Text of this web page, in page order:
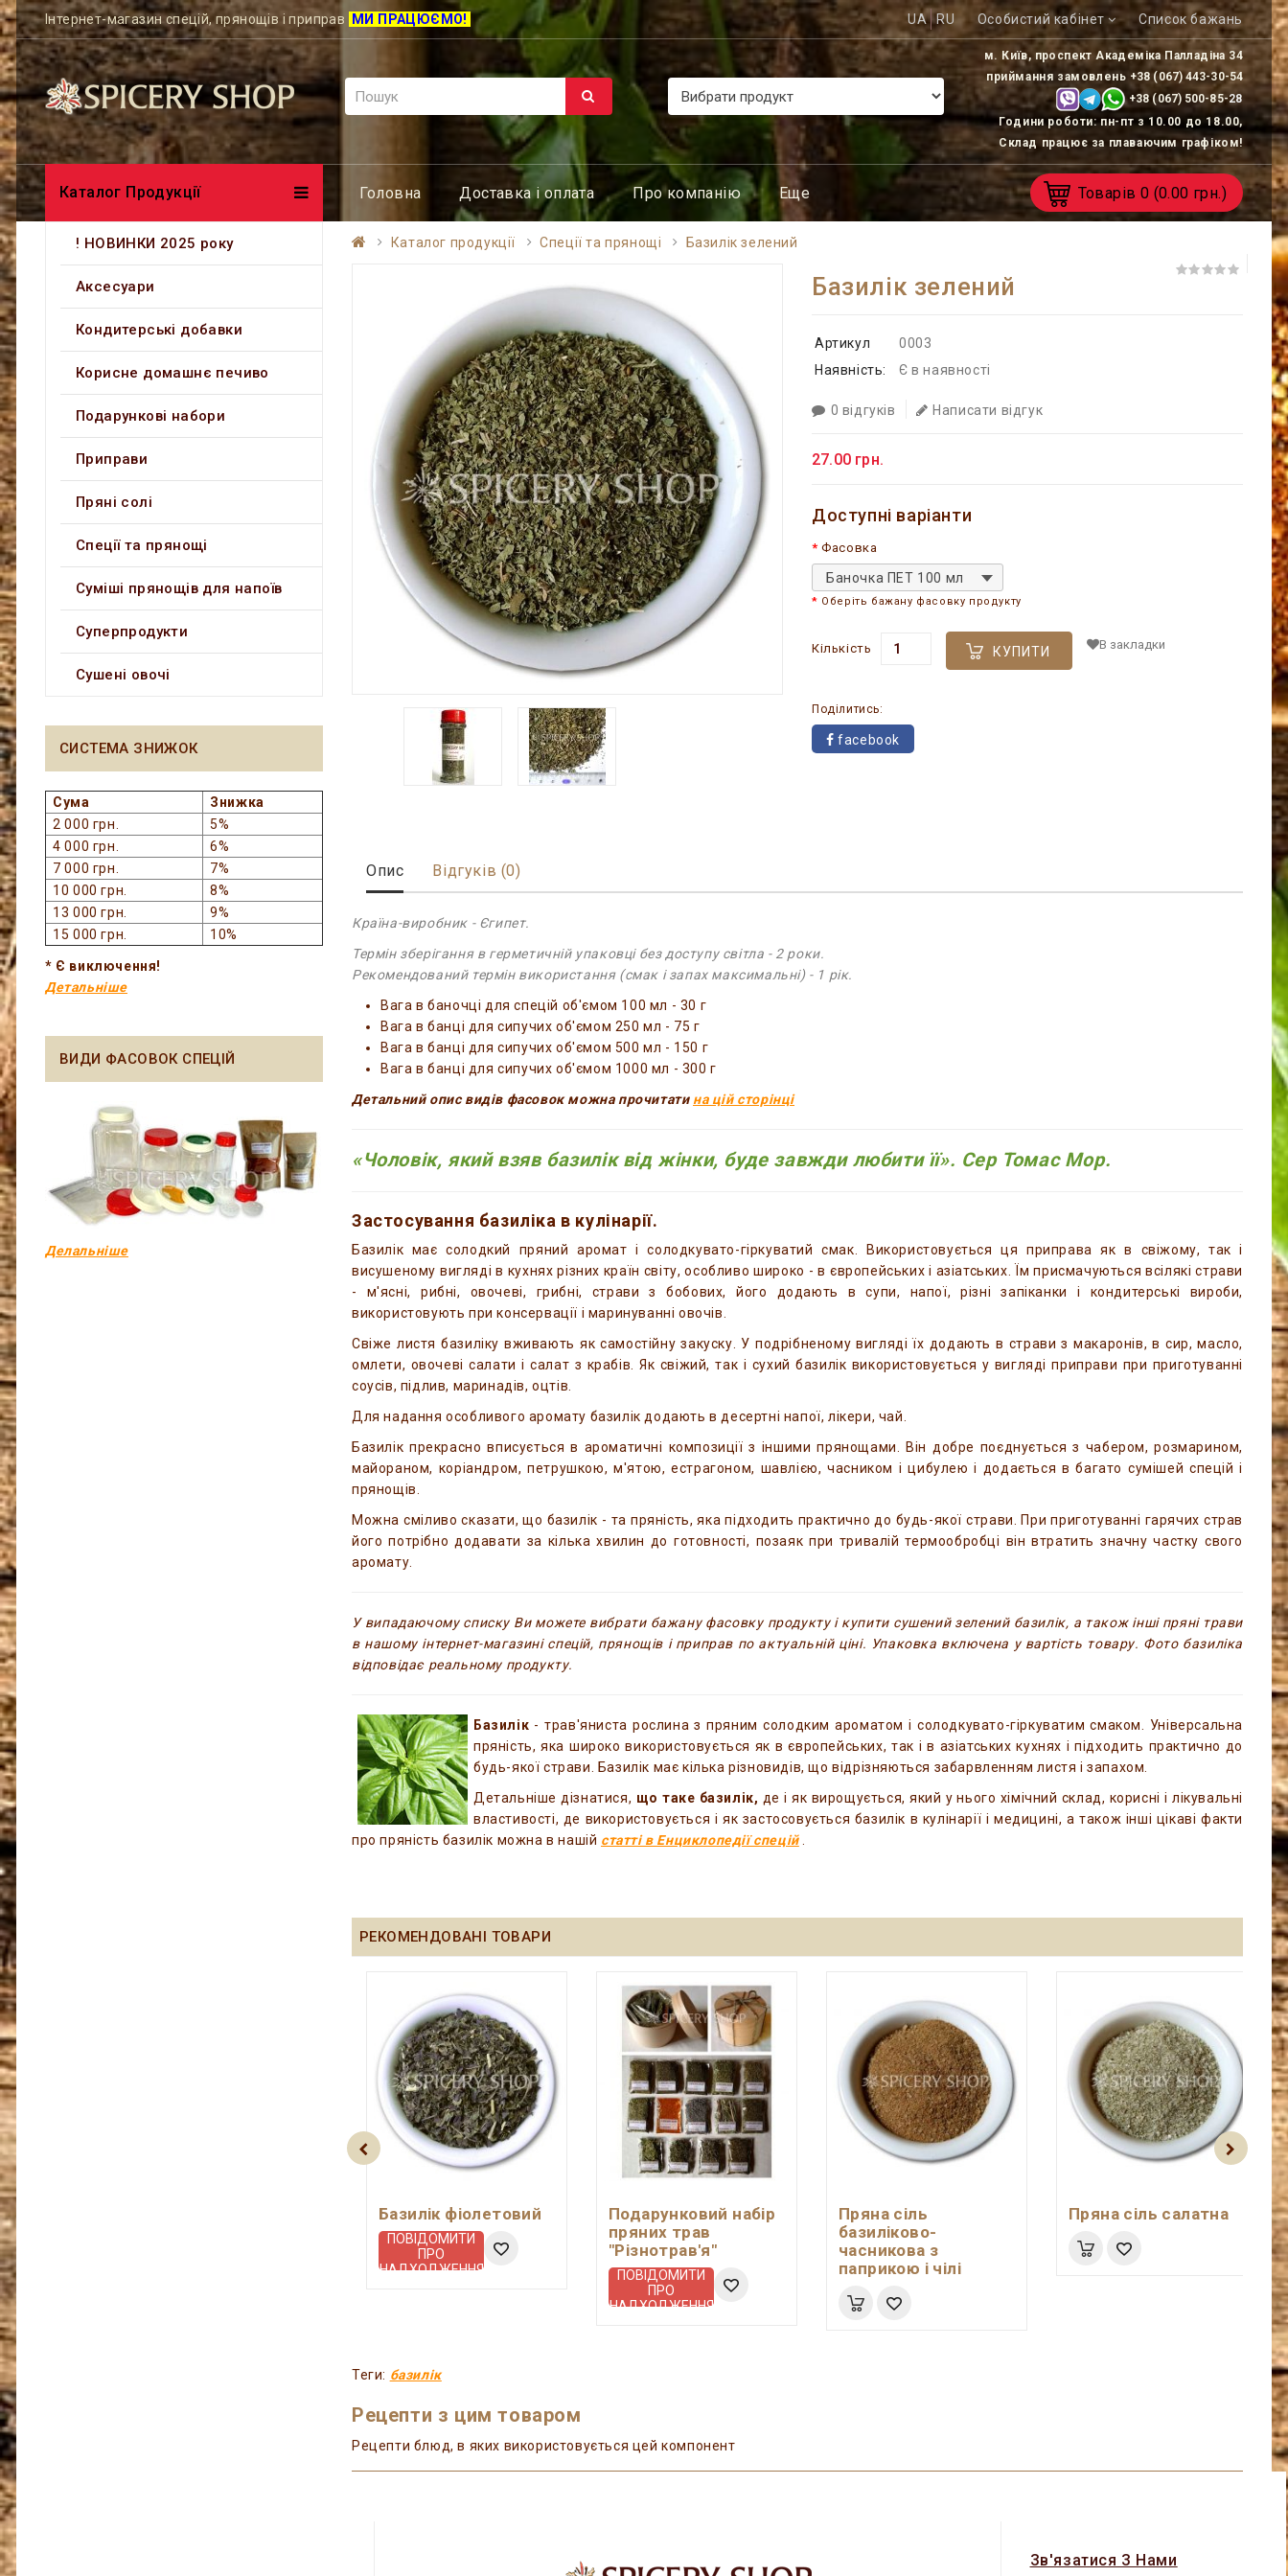
Інтернет-магазин спецій, прянощів і приправ МИ ПРАЦЮЄМО! UA RU Особистий кабінет Список бажань
м. Київ, проспект Академіка Палладіна 34
приймання замовлень +38 (067) 443-30-54
+38 (067) 500-85-28
Години роботи: пн-пт з 10.00 до 18.00,
Склад працює за плаваючим графіком!
Товарів 0 (0.00 грн.)
Головна Доставка і оплата Про компанію Еще
Каталог продукції Спеції та прянощі Базилік зелений
Каталог Продукції
! НОВИНКИ 2025 року
Аксесуари
Кондитерські добавки
Корисне домашнє печиво
Подарункові набори
Приправи
Пряні солі
Спеції та прянощі
Суміші прянощів для напоїв
Суперпродукти
Сушені овочі
СИСТЕМА ЗНИЖОК
Сума
Знижка
2 000 грн.
5%
4 000 грн.
6%
7 000 грн.
7%
10 000 грн.
8%
13 000 грн.
9%
15 000 грн.
10%
* Є виключення!
Детальніше
ВИДИ ФАСОВОК СПЕЦІЙ
Делальніше
Базилік зелений
Артикул
0003
Наявність:
Є в наявності
0 відгуків Написати відгук
27.00 грн.
Доступні варіанти
Фасовка
Баночка ПЕТ 100 мл
Оберіть бажану фасовку продукту
Кількість КУПИТИ В закладки
Поділитись:
facebook
Опис Відгуків (0)
Країна-виробник - Єгипет.
Термін зберігання в герметичній упаковці без доступу світла - 2 роки.
Рекомендований термін використання (смак і запах максимальні) - 1 рік.
Вага в баночці для спецій об'ємом 100 мл - 30 г
Вага в банці для сипучих об'ємом 250 мл - 75 г
Вага в банці для сипучих об'ємом 500 мл - 150 г
Вага в банці для сипучих об'ємом 1000 мл - 300 г
Детальний опис видів фасовок можна прочитати на цій сторінці
«Чоловік, який взяв базилік від жінки, буде завжди любити її». Сер Томас Мор.
Застосування базиліка в кулінарії.
Базилік має солодкий пряний аромат і солодкувато-гіркуватий смак. Використовується ця приправа як в свіжому, так і
висушеному вигляді в кухнях різних країн світу, особливо широко - в європейських і азіатських. Їм присмачуються всілякі страви
- м'ясні, рибні, овочеві, грибні, страви з бобових, його додають в супи, напої, різні запіканки і кондитерські вироби,
використовують при консервації і маринуванні овочів.
Свіже листя базиліку вживають як самостійну закуску. У подрібненому вигляді їх додають в страви з макаронів, в сир, масло,
омлети, овочеві салати і салат з крабів. Як свіжий, так і сухий базилік використовується у вигляді приправи при приготуванні
соусів, підлив, маринадів, оцтів.
Для надання особливого аромату базилік додають в десертні напої, лікери, чай.
Базилік прекрасно вписується в ароматичні композиції з іншими прянощами. Він добре поєднується з чабером, розмарином,
майораном, коріандром, петрушкою, м'ятою, естрагоном, шавлією, часником і цибулею і додається в багато сумішей спецій і
прянощів.
Можна сміливо сказати, що базилік - та пряність, яка підходить практично до будь-якої страви. При приготуванні гарячих страв
його потрібно додавати за кілька хвилин до готовності, позаяк при тривалій термообробці він втратить значну частку свого
аромату.
У випадаючому списку Ви можете вибрати бажану фасовку продукту і купити сушений зелений базилік, а також інші пряні трави
в нашому інтернет-магазині спецій, прянощів і приправ по актуальній ціні. Упаковка включена у вартість товару. Фото базиліка
відповідає реальному продукту.
Базилік - трав'яниста рослина з пряним солодким ароматом і солодкувато-гіркуватим смаком. Універсальна
пряність, яка широко використовується як в європейських, так і в азіатських кухнях і підходить практично до
будь-якої страви. Базилік має кілька різновидів, що відрізняються забарвленням листя і запахом.
Детальніше дізнатися, що таке базилік, де і як вирощується, який у нього хімічний склад, корисні і лікувальні
властивості, де використовується і як застосовується базилік в кулінарії і медицині, а також інші цікаві факти
про пряність базилік можна в нашій статті в Енциклопедії спецій.
РЕКОМЕНДОВАНІ ТОВАРИ
Базилік фіолетовий
ПОВІДОМИТИ
ПРО
НАДХОДЖЕННЯ
Подарунковий набір
пряних трав
"Різнотрав'я"
ПОВІДОМИТИ
ПРО
НАДХОДЖЕННЯ
Пряна сіль
базиліково-
часникова з
паприкою і чілі
Пряна сіль салатна
Теги: базилік
Рецепти з цим товаром
Рецепти блюд, в яких використовується цей компонент
Зв'язатися З Нами